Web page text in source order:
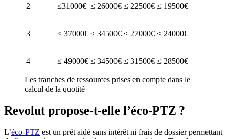
2 ≤31000€ ≤ 26000€ ≤ 22500€ ≤ 19500€
3 ≤ 37000€ ≤ 34500€ ≤ 27000€ ≤ 24000€
4 ≤ 49000€ ≤ 34500€ ≤ 31500€ ≤ 28500€
Les tranches de ressources prises en compte dans le
calcul de la quotité
Revolut propose-t-elle l’éco-PTZ ?
L’éco-PTZ est un prêt aidé sans intérêt ni frais de dossier permettant